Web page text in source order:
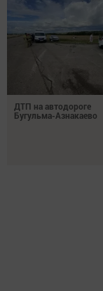
ДТП на автодороге
Бугульма-Азнакаево